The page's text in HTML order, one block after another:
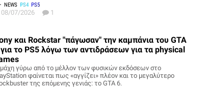
NEWS PS4 PS5
08/07/2026 1
και Rockstar "πάγωσαν" την καμπάνια του GTA
το PS5 λόγω των αντιδράσεων για τα physical
γύρω από το μέλλον των φυσικών εκδόσεων στο
φαίνεται πως «αγγίζει» πλέον και το μεγαλύτερο
της επόμενης γενιάς: το GTA 6.